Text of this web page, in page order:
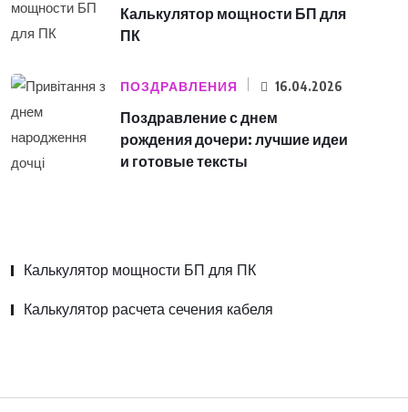
Калькулятор мощности БП для
ПК
ПОЗДРАВЛЕНИЯ 16.04.2026
Поздравление с днем
рождения дочери: лучшие идеи
и готовые тексты
Калькулятор мощности БП для ПК
Калькулятор расчета сечения кабеля